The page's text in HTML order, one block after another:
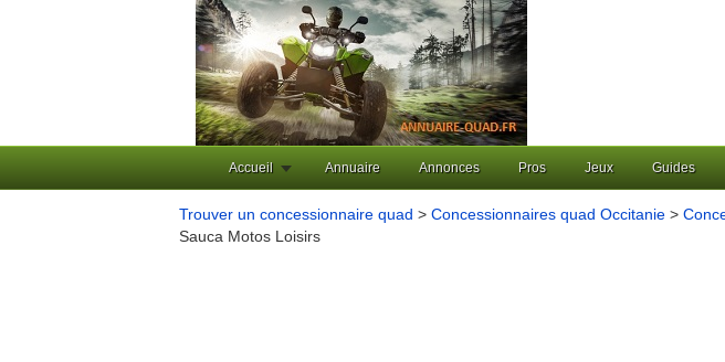
Accueil Annuaire Annonces Pros Jeux Guides
Trouver un concessionnaire quad > Concessionnaires quad Occitanie >
Sauca Motos Loisirs